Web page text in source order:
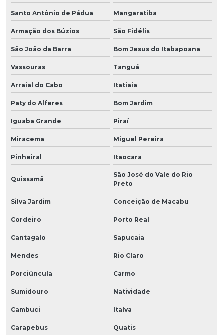
Santo Antônio de Pádua Mangaratiba
Armação dos Búzios São Fidélis
São João da Barra Bom Jesus do Itabapoana
Vassouras Tanguá
Arraial do Cabo Itatiaia
Paty do Alferes Bom Jardim
Iguaba Grande Piraí
Miracema Miguel Pereira
Pinheiral Itaocara
Quissamã
São José do Vale do Rio
Preto
Silva Jardim Conceição de Macabu
Cordeiro Porto Real
Cantagalo Sapucaia
Mendes Rio Claro
Porciúncula Carmo
Sumidouro Natividade
Cambuci Italva
Carapebus Quatis